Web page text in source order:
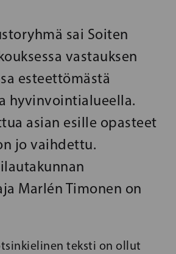
sai Soiten
vastauksen
esteettömästä
hyvinvointialueella.
asian esille opasteet
jo vaihdettu.
Marlén Timonen on
teksti on ollut